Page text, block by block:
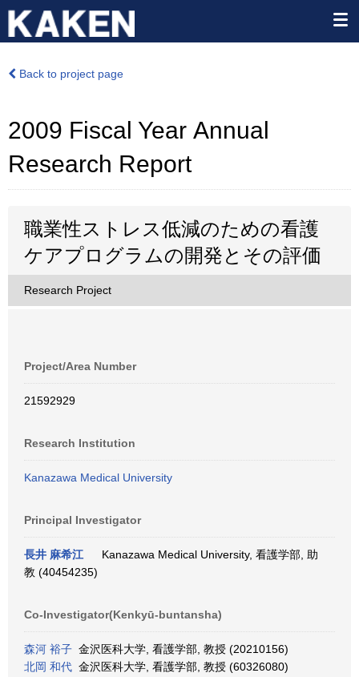
Back to project page
2009 Fiscal Year Annual
Research Report
職業性ストレス低減のための看護
ケアプログラムの開発とその評価
Research Project
Project/Area Number
21592929
Research Institution
Kanazawa Medical University
Principal Investigator
長井 麻希江
Kanazawa Medical University, 看護学部, 助
教 (40454235)
Co-Investigator(Kenkyū-buntansha)
森河 裕子 金沢医科大学, 看護学部, 教授 (20210156)
北岡 和代 金沢医科大学, 看護学部, 教授 (60326080)